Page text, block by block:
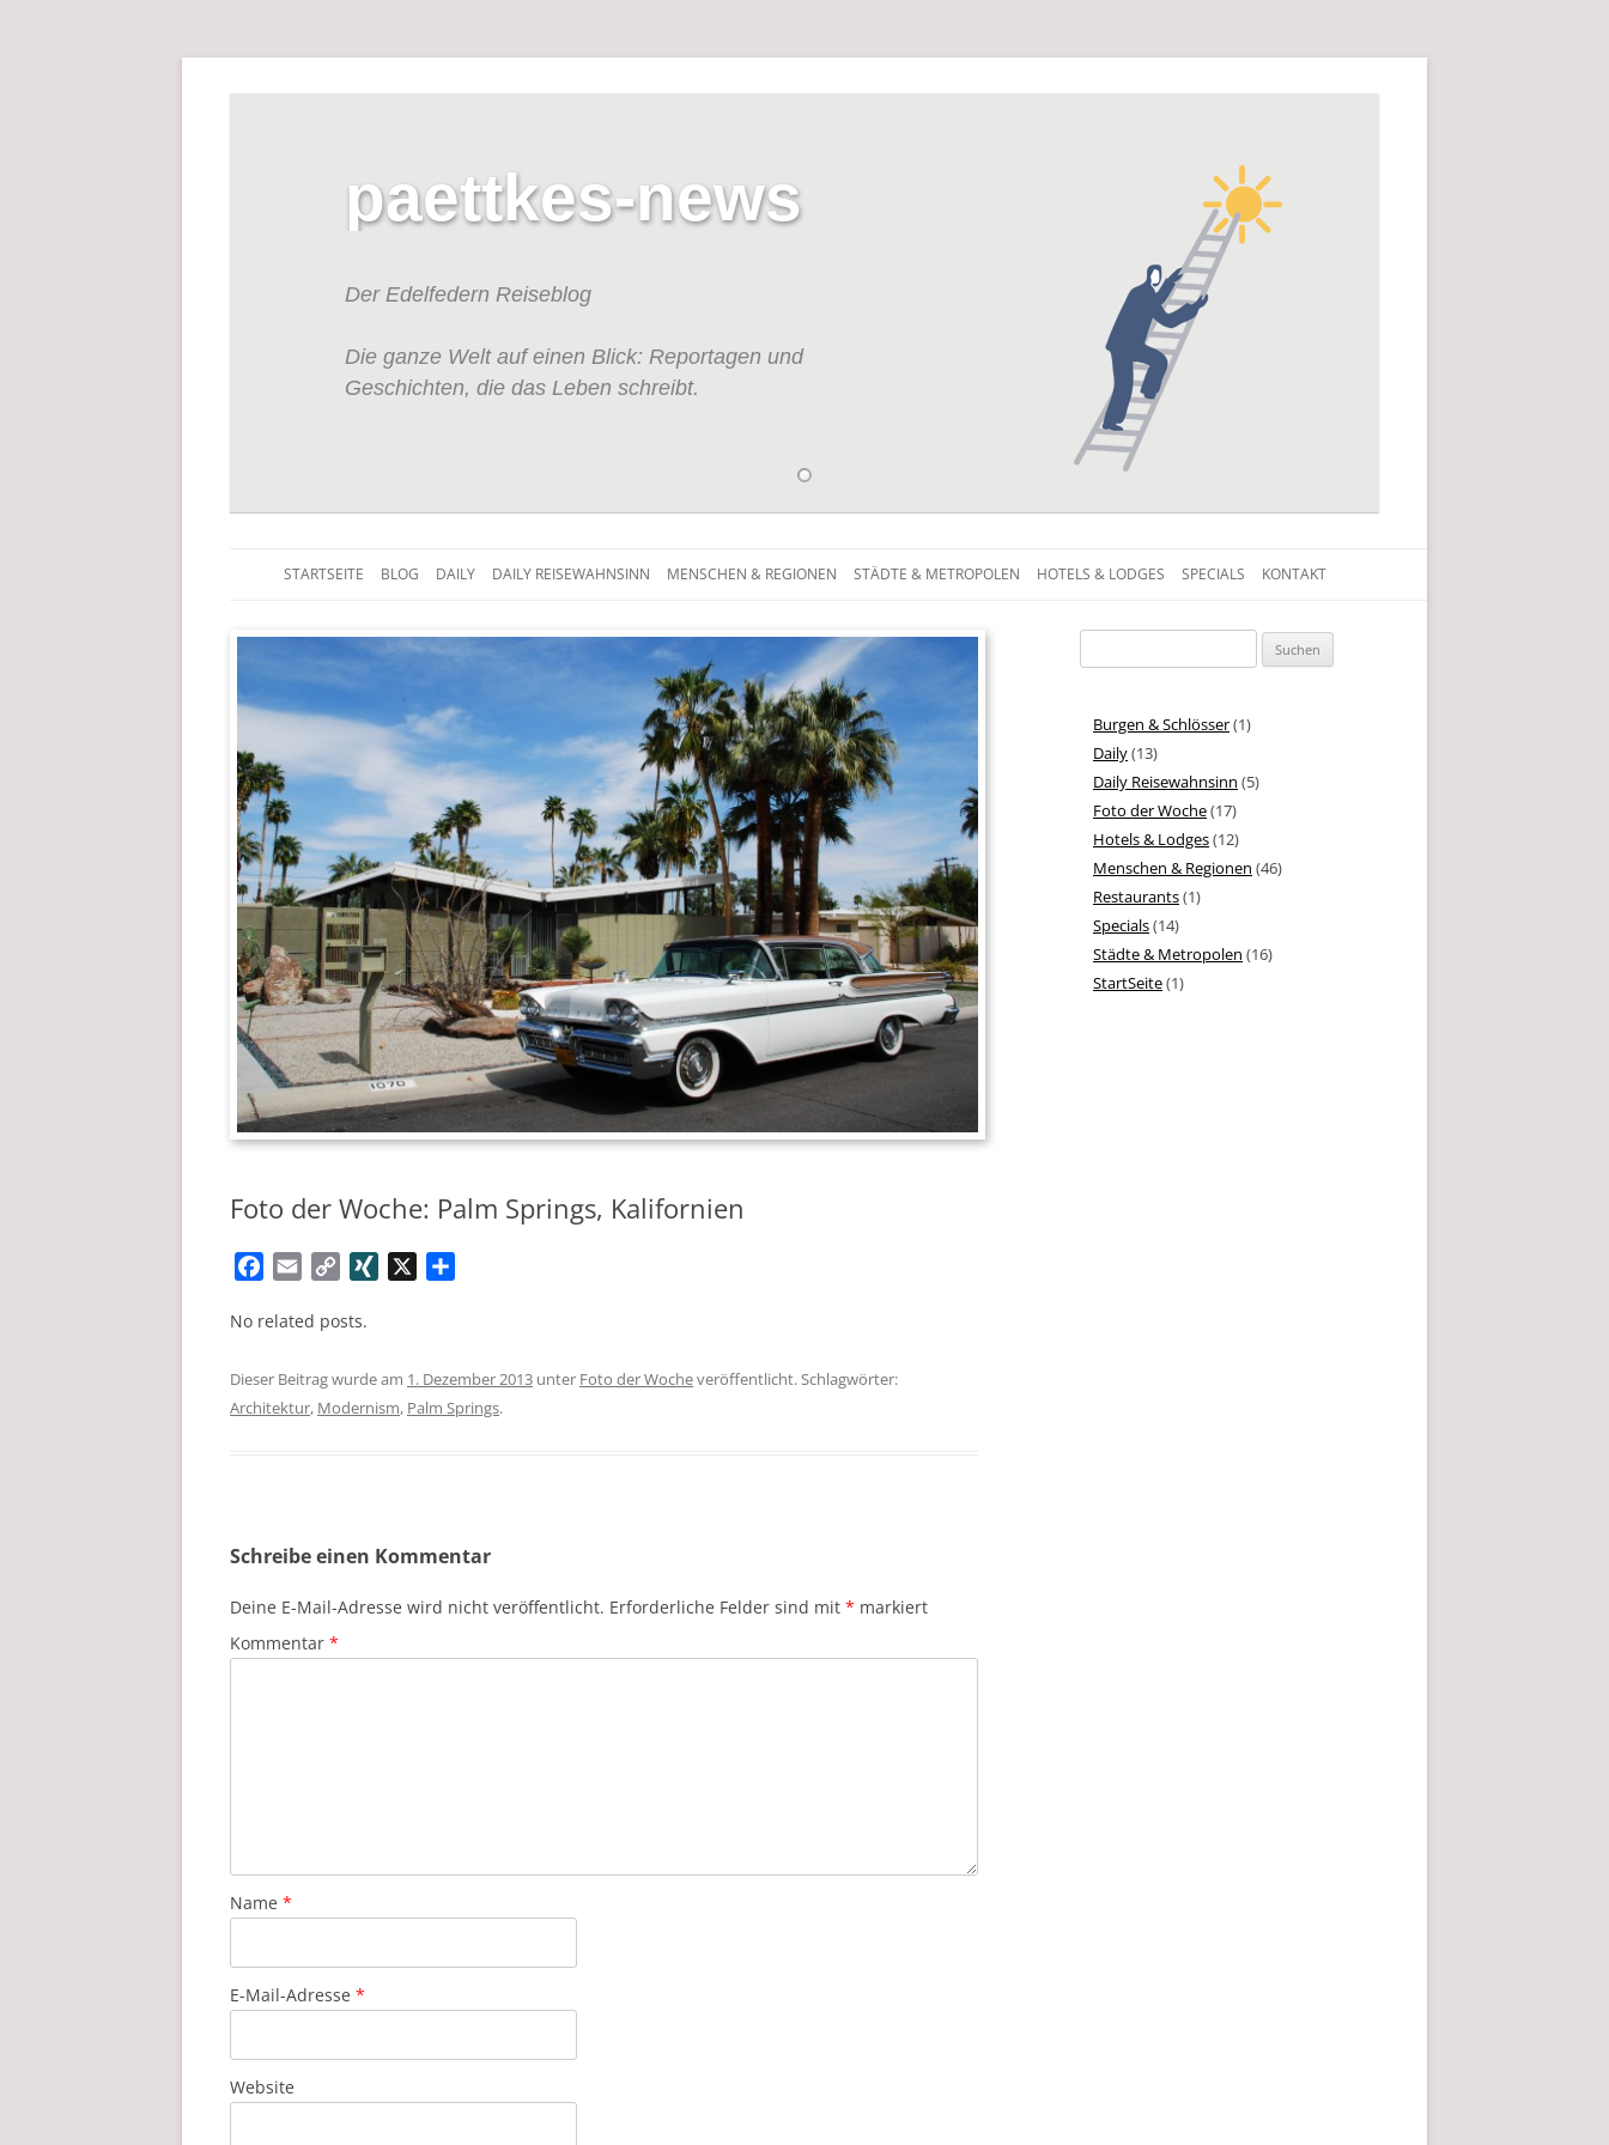
paettkes-news
Der Edelfedern Reiseblog
Die ganze Welt auf einen Blick: Reportagen und
Geschichten, die das Leben schreibt.
Paettkes News
Der Edelfedern Reiseblog – Die ganze Welt auf einen Blick. Reportagen, Texte und Geschichten aus dem Leben
STARTSEITE BLOG DAILY DAILY REISEWAHNSINN MENSCHEN & REGIONEN STÄDTE & METROPOLEN HOTELS & LODGES SPECIALS KONTAKT
Foto der Woche: Palm Springs, Kalifornien
c
b
o
a
l
p
L
i
e
n
No related posts.
Dieser Beitrag wurde am 1. Dezember 2013 unter Foto der Wocheveröffentlicht. Schlagwörter:
Architektur, Modernism, Palm Springs.
Schreibe einen Kommentar
Deine E-Mail-Adresse wird nicht veröffentlicht. Erforderliche Felder sind mit * markiert
Kommentar *
Name *
E-Mail-Adresse *
Website
nach:
Burgen & Schlösser(1)
Daily(13)
Daily Reisewahnsinn (5)
Foto der Woche(17)
Hotels & Lodges(12)
Menschen & Regionen (46)
Restaurants(1)
Specials(14)
Städte & Metropolen (16)
StartSeite(1)